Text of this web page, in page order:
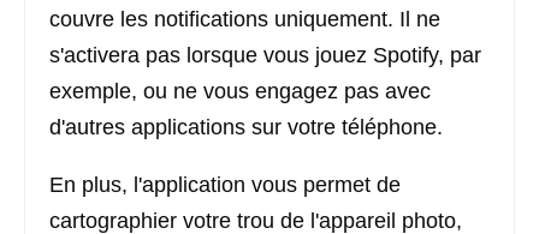
couvre les notifications uniquement. Il ne
s'activera pas lorsque vous jouez Spotify, par
exemple, ou ne vous engagez pas avec
d'autres applications sur votre téléphone.
En plus, l'application vous permet de
cartographier votre trou de l'appareil photo,